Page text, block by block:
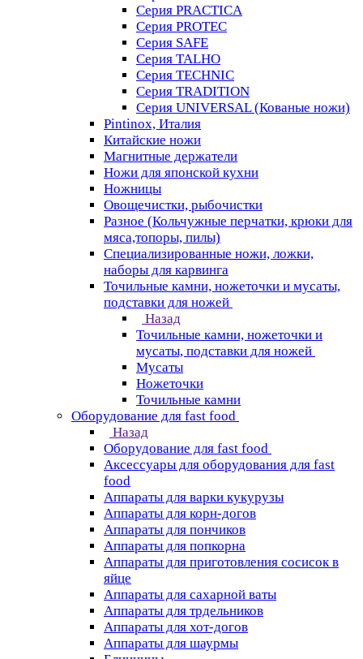
Серия PRACTICA
Серия PROTEC
Серия SAFE
Серия TALHO
Серия TECHNIC
Серия TRADITION
Серия UNIVERSAL (Кованые ножи)
Pintinox, Италия
Китайские ножи
Магнитные держатели
Ножи для японской кухни
Ножницы
Овощечистки, рыбочистки
Разное (Кольчужные перчатки, крюки для
мяса,топоры, пилы)
Специализированные ножи, ложки,
наборы для карвинга
Точильные камни, ножеточки и мусаты,
подставки для ножей
Назад
Точильные камни, ножеточки и
мусаты, подставки для ножей
Мусаты
Ножеточки
Точильные камни
Оборудование для fast food
Назад
Оборудование для fast food
Аксессуары для оборудования для fast
food
Аппараты для варки кукурузы
Аппараты для корн-догов
Аппараты для пончиков
Аппараты для попкорна
Аппараты для приготовления сосисок в
яйце
Аппараты для сахарной ваты
Аппараты для трдельников
Аппараты для хот-догов
Аппараты для шаурмы